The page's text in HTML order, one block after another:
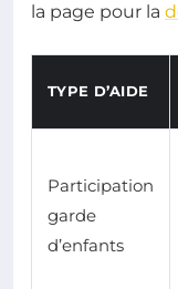
la page pour la
TYPE D’AIDE
Participation
garde
d’enfants